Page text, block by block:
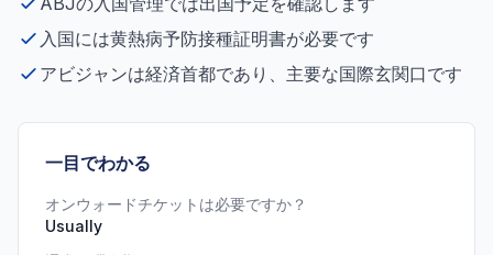
入国には黄熱病予防接種証明書が必要です
アビジャンは経済首都であり、主要な国際玄関口です
一目でわかる
オンウォードチケットは必要ですか？
Usually